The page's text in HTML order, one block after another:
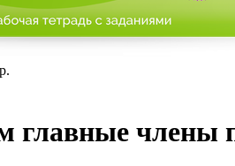
главные члены